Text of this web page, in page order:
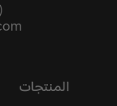
25
المنتجات